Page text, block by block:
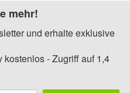
mehr!
und erhalte exklusive
kostenlos - Zugriff auf 1,4